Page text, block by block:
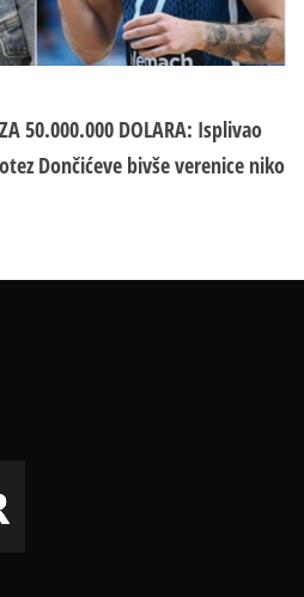
50.000.000 DOLARA: Isplivao
Dončićeve bivše verenice niko